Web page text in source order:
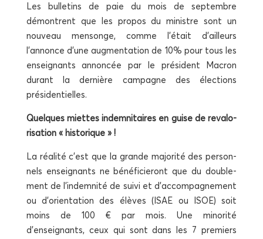
Les bul­le­tins de paie du mois de sep­tembre
démontrent que les pro­pos du ministre sont un
nou­veau men­songe, comme l’était d’ailleurs
l’annonce d’une aug­men­ta­tion de 10% pour tous les
ensei­gnants annon­cée par le pré­sident Macron
durant la der­nière cam­pagne des élec­tions
présidentielles.
Quelques miettes indem­ni­taires en guise de reva­lo­
ri­sa­tion « historique » !
La réa­li­té c’est que la grande majo­ri­té des per­son­
nels ensei­gnants ne béné­fi­cie­ront que du dou­ble­
ment de l’indemnité de sui­vi et d’accompagnement
ou d’orientation des élèves (ISAE ou ISOE) soit
moins de 100 € par mois. Une mino­ri­té
d’enseignants, ceux qui sont dans les 7 pre­miers